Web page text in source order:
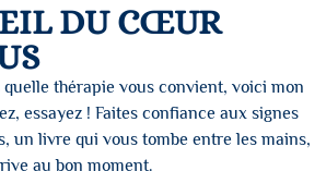
DU CŒUR
quelle thérapie vous convient, voici mon
essayez ! Faites confiance aux signes
un livre qui vous tombe entre les mains,
au bon moment.